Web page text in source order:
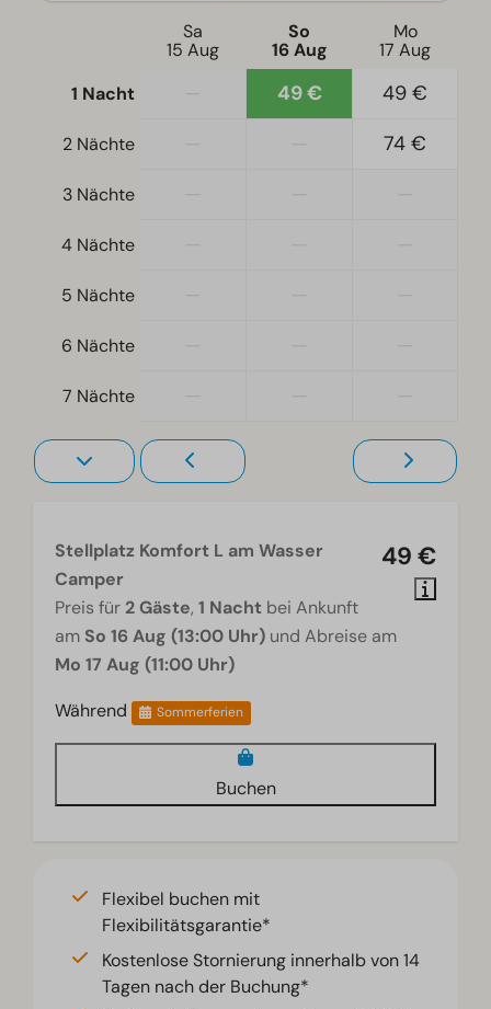
Sa
15 Aug
So
16 Aug
Mo
17 Aug
1 Nacht
49 € 49 €
2 Nächte 74 €
3 Nächte
4 Nächte
5 Nächte
6 Nächte
7 Nächte
49 €
Stellplatz Komfort L am Wasser
Camper
Preis für 2 Gäste, 1 Nacht bei Ankunft
am So 16 Aug (13:00 Uhr) und Abreise am
Mo 17 Aug (11:00 Uhr)
Während
Sommerferien
Buchen
Flexibel buchen mit
Flexibilitätsgarantie*
Kostenlose Stornierung innerhalb von 14
Tagen nach der Buchung*